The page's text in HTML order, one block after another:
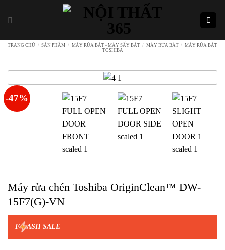
TRANG CHỦ / SẢN PHẨM / MÁY RỬA BÁT - MÁY SẤY BÁT / MÁY RỬA BÁT / MÁY RỬA BÁT
TOSHIBA
-47%
Máy rửa chén Toshiba OriginClean™ DW-
15F7(G)-VN
F ASH SALE